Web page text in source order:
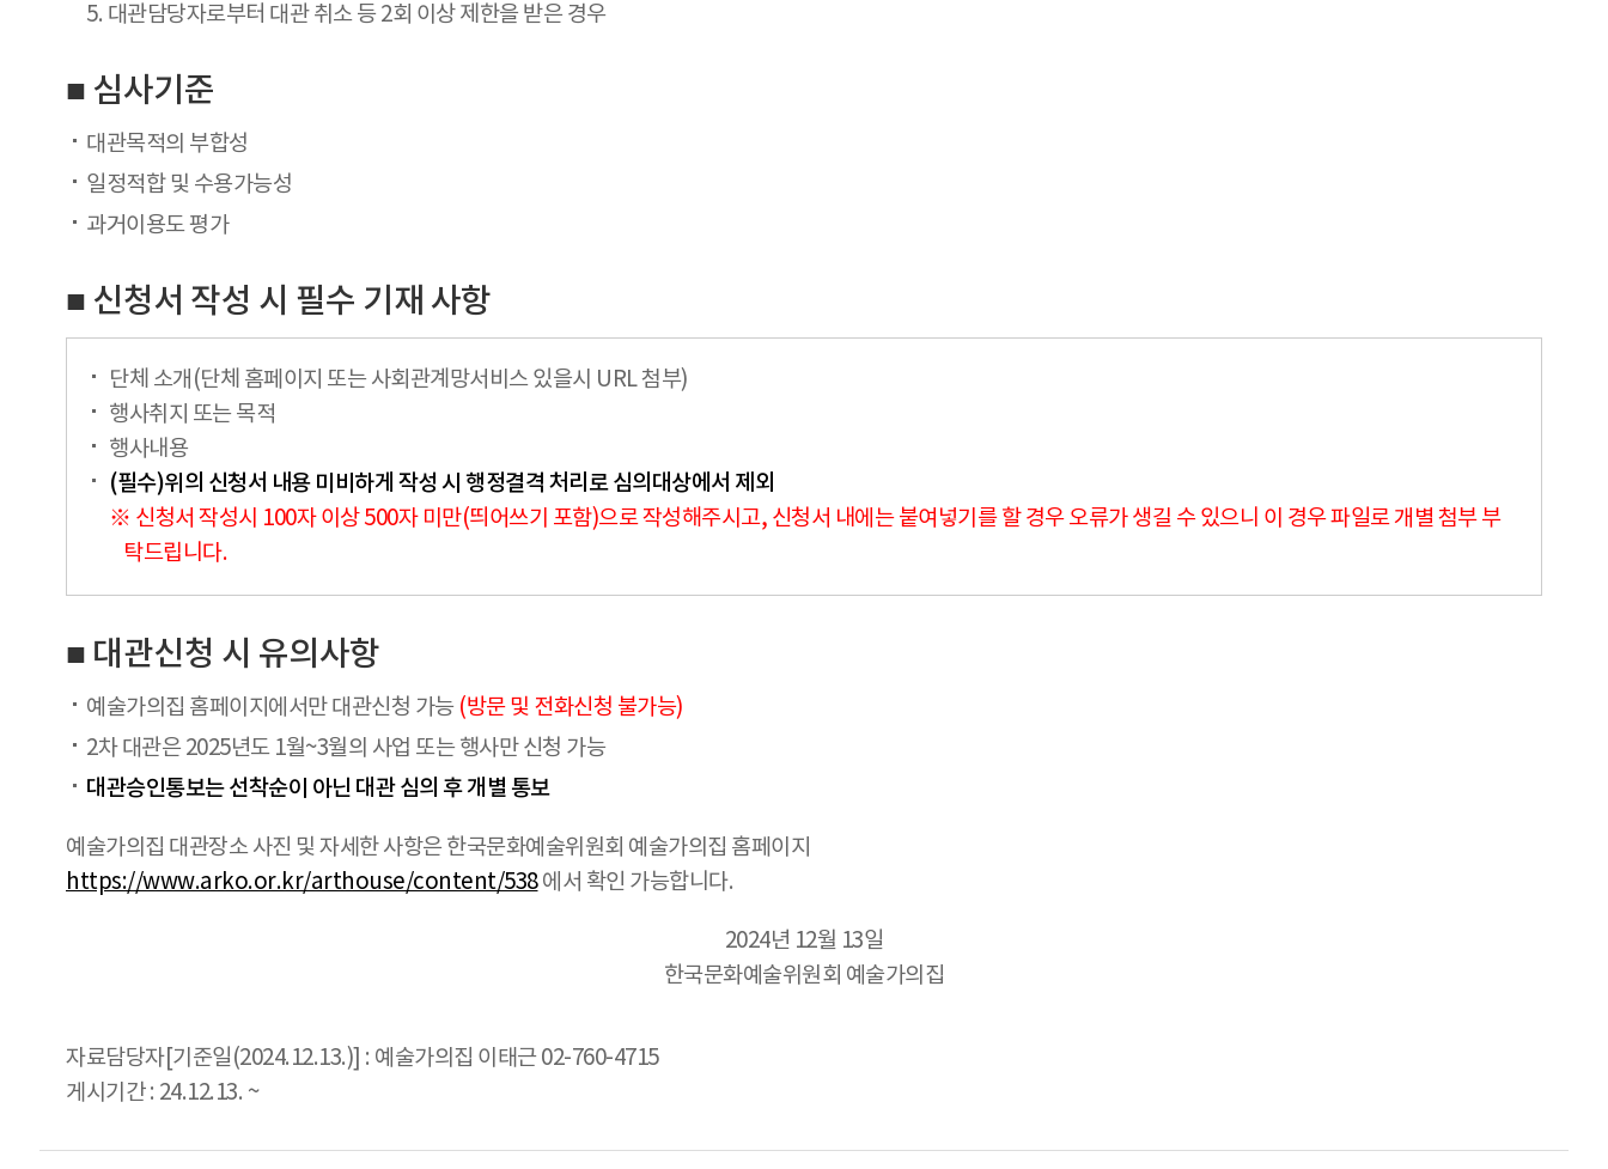
5. 대관담당자로부터 대관 취소 등 2회 이상 제한을 받은 경우
■ 심사기준
대관목적의 부합성
일정적합 및 수용가능성
과거이용도 평가
■ 신청서 작성 시 필수 기재 사항
단체 소개(단체 홈페이지 또는 사회관계망서비스 있을시 URL 첨부)
행사취지 또는 목적
행사내용
(필수)위의 신청서 내용 미비하게 작성 시 행정결격 처리로 심의대상에서 제외
※ 신청서 작성시 100자 이상 500자 미만(띄어쓰기 포함)으로 작성해주시고, 신청서 내에는 붙여넣기를 할 경우 오류가 생길 수 있으니 이 경우 파일로 개별 첨부 부
탁드립니다.
■ 대관신청 시 유의사항
예술가의집 홈페이지에서만 대관신청 가능 (방문 및 전화신청 불가능)
2차 대관은 2025년도 1월~3월의 사업 또는 행사만 신청 가능
대관승인통보는 선착순이 아닌 대관 심의 후 개별 통보
예술가의집 대관장소 사진 및 자세한 사항은 한국문화예술위원회 예술가의집 홈페이지
https://www.arko.or.kr/arthouse/content/538에서 확인 가능합니다.
2024년 12월 13일
한국문화예술위원회 예술가의집
자료담당자[기준일(2024.12.13.)] : 예술가의집 이태근 02-760-4715
게시기간 : 24.12.13. ~